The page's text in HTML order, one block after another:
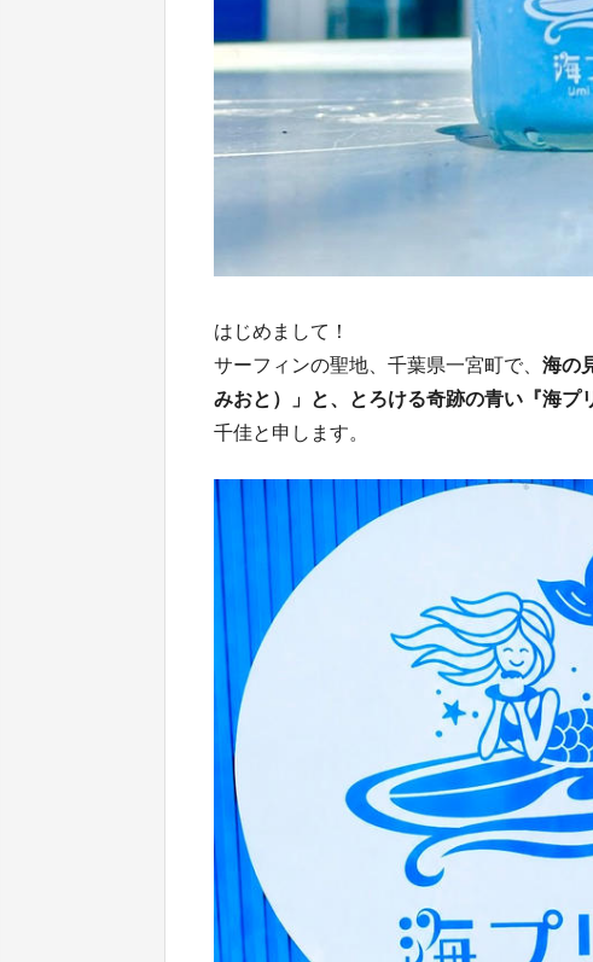
はじめまして！
サーフィンの聖地、千葉県一宮町で、 海の
みおと）」と、とろける奇跡の青い『海プ
千佳と申します。